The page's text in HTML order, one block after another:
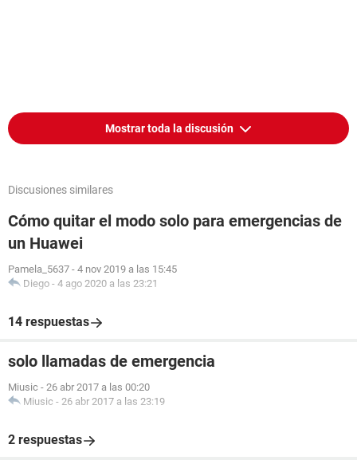
Mostrar toda la discusión
Discusiones similares
Cómo quitar el modo solo para emergencias de
un Huawei
Pamela_5637 - 4 nov 2019 a las 15:45
Diego - 4 ago 2020 a las 23:21
14 respuestas
solo llamadas de emergencia
Miusic - 26 abr 2017 a las 00:20
Miusic - 26 abr 2017 a las 23:19
2 respuestas